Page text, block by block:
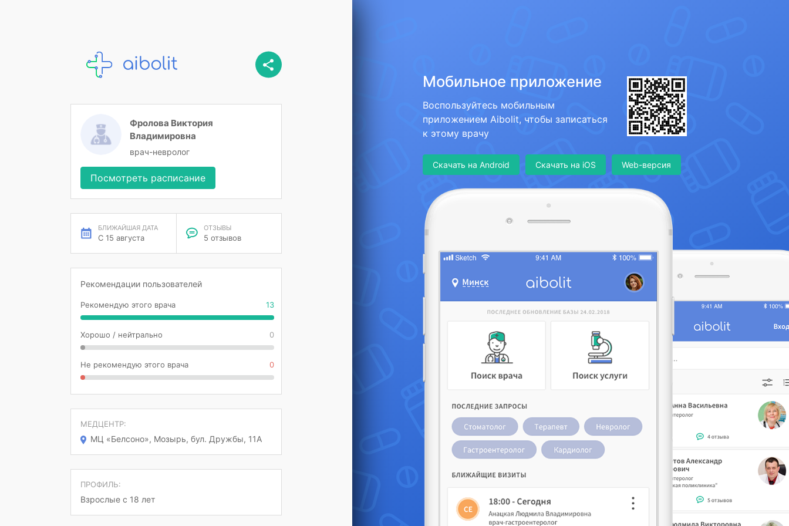
Мобильное приложение
Воспользуйтесь мобильным
приложением Aibolit, чтобы записаться
к этому врачу
Скачать на Android Скачать на iOS Web-версия
Фролова Виктория
Владимировна
врач-невролог
Посмотреть расписание
БЛИЖАЙШАЯ ДАТА
С 15 августа
ОТЗЫВЫ
5 отзывов
Рекомендации пользователей
Рекомендую этого врача 13
Хорошо / нейтрально 0
Не рекомендую этого врача 0
МЕДЦЕНТР:
МЦ «Белсоно», Мозырь, бул. Дружбы, 11А
ПРОФИЛЬ:
Взрослые с 18 лет